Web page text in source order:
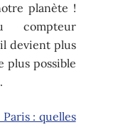
planète !
compteur
devient plus
plus possible
: quelles